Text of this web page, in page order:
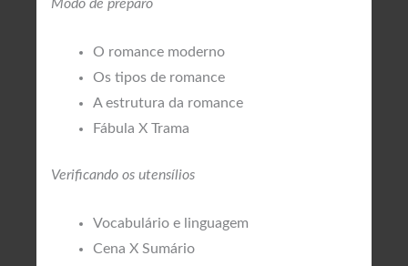
Modo de preparo
O romance moderno
Os tipos de romance
A estrutura da romance
Fábula X Trama
Verificando os utensílios
Vocabulário e linguagem
Cena X Sumário